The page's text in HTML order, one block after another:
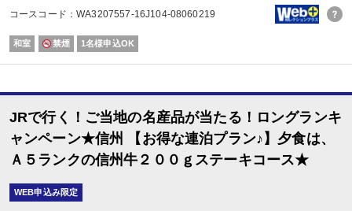
※通常「おとな1名＋こども1名」で2名1室ご利用の場合、お子様はおとなと同
■夕食
場所:
■朝食
レストラン（鹿鳴又は白雲）
内容:
和定食又は洋定食 ※12/31～1/7は和食のみとなります。
コースコード：WA3207557-16J104-08060219
和室 禁煙 1名様申込OK
JRで行く！ご当地の名産品が当たる！ロングランキ
ャンペーン★信州 【お得な連泊プラン♪】夕食は、
Ａ５ランクの信州牛２００ｇステーキコース★
WEB申込み限定